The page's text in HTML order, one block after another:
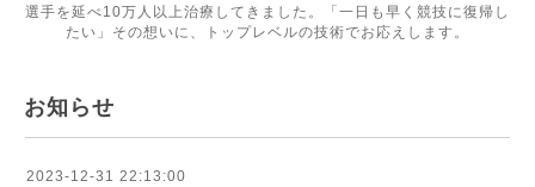
選手を延べ10万人以上治療してきました。「一日も早く競技に復帰し
たい」その想いに、トップレベルの技術でお応えします。
お知らせ
2023-12-31 22:13:00